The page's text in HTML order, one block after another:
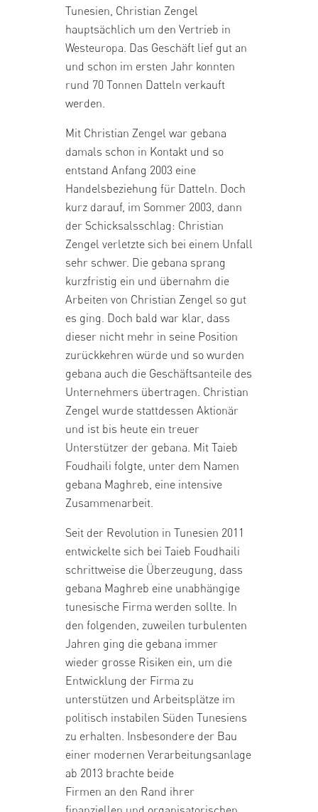
Tunesien, Christian Zengel
hauptsächlich um den Vertrieb in
Westeuropa. Das Geschäft lief gut an
und schon im ersten Jahr konnten
rund 70 Tonnen Datteln verkauft
werden.
Mit Christian Zengel war gebana
damals schon in Kontakt und so
entstand Anfang 2003 eine
Handelsbeziehung für Datteln. Doch
kurz darauf, im Sommer 2003, dann
der Schicksalsschlag: Christian
Zengel verletzte sich bei einem Unfall
sehr schwer. Die gebana sprang
kurzfristig ein und übernahm die
Arbeiten von Christian Zengel so gut
es ging. Doch bald war klar, dass
dieser nicht mehr in seine Position
zurückkehren würde und so wurden
gebana auch die Geschäftsanteile des
Unternehmers übertragen. Christian
Zengel wurde stattdessen Aktionär
und ist bis heute ein treuer
Unterstützer der gebana. Mit Taieb
Foudhaili folgte, unter dem Namen
gebana Maghreb, eine intensive
Zusammenarbeit.
Seit der Revolution in Tunesien 2011
entwickelte sich bei Taieb Foudhaili
schrittweise die Überzeugung, dass
gebana Maghreb eine unabhängige
tunesische Firma werden sollte. In
den folgenden, zuweilen turbulenten
Jahren ging die gebana immer
wieder grosse Risiken ein, um die
Entwicklung der Firma zu
unterstützen und Arbeitsplätze im
politisch instabilen Süden Tunesiens
zu erhalten. Insbesondere der Bau
einer modernen Verarbeitungsanlage
ab 2013 brachte beide
Firmen an den Rand ihrer